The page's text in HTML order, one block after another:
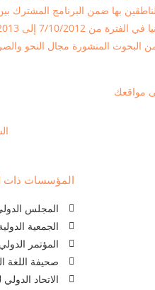
الناطقين بها ضمن البرنامج
من 7/10/2012 إلى 14/2/2013
البحوث المنشورة مجال النحو
مواقعك
المؤسسات ذات
المجلس
الجمعية
المؤتمر
صحيفة اللغة
الاتحاد